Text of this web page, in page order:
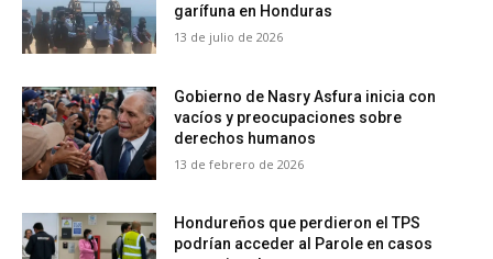
garífuna en Honduras
13 de julio de 2026
Gobierno de Nasry Asfura inicia con
vacíos y preocupaciones sobre
derechos humanos
13 de febrero de 2026
Hondureños que perdieron el TPS
podrían acceder al Parole en casos